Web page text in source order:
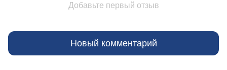
Добавьте первый отзыв
Новый комментарий